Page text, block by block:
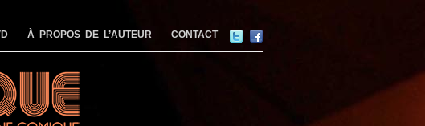
À PROPOS DE L’AUTEUR CONTACT